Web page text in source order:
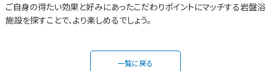
ご自身の得たい効果と好みにあったこだわりポイントにマッチする岩盤浴
施設を探すことで、より楽しめるでしょう。
一覧に戻る